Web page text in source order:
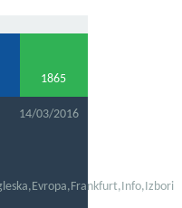
1865
14/03/2016
, Evropa, Frankfurt, Info, Izbori